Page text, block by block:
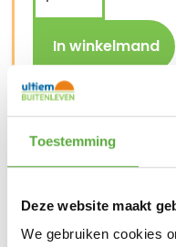
Toestemming
Deze website maakt
We gebruiken cookies
In winkelmand
Gratis verzending
Achteraf betalen
Snelle verzending
Kopersbescherming
drinken,Kamperen
Productkleur Wit